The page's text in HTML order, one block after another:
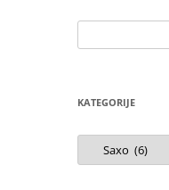
KATEGORIJE
Kategorije